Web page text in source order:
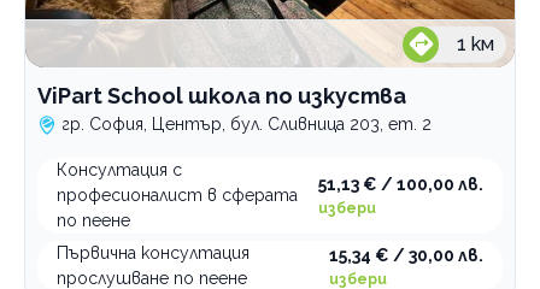
1 км
ViPart School школа по изкуства
гр. София, Център, бул. Сливница 203, ет. 2
Консултация с
професионалист в сферата
по пеене
51,13 € / 100,00 лв.
избери
Първична консултация
прослушване по пеене
15,34 € / 30,00 лв.
избери
Креативно пеене
възрастни
Народно пеене
за деца
Оперно пеене
възрастни
Уроци по пеене
уроци във вокална група
Категории
Културно наследство
Занимателни